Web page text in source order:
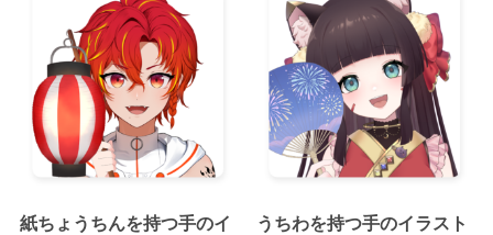
紙ちょうちんを持つ手のイ
うちわを持つ手のイラスト